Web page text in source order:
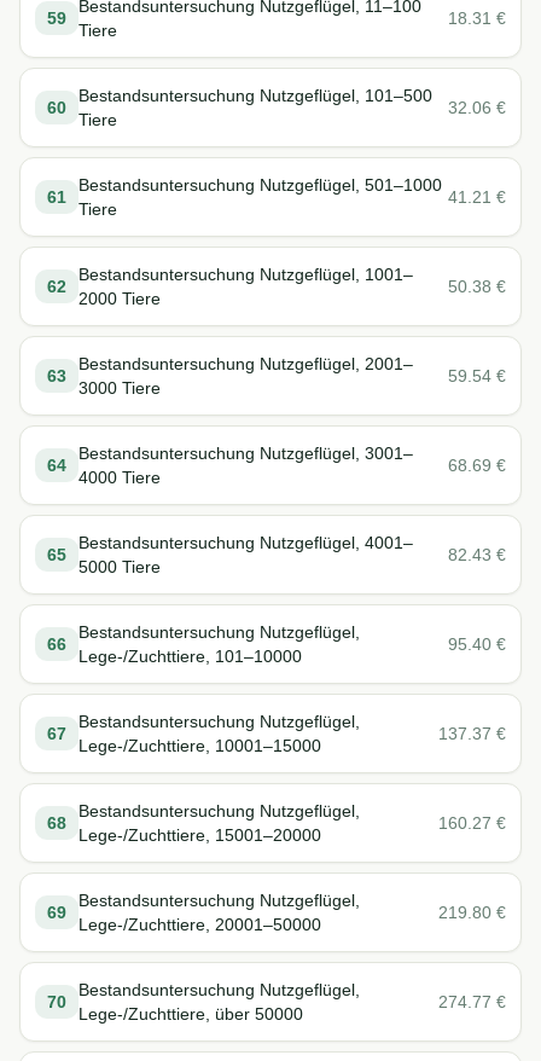
59
Bestandsuntersuchung Nutzgeflügel, 11–100
Tiere
18.31 €
60
Bestandsuntersuchung Nutzgeflügel, 101–500
Tiere
32.06 €
61
Bestandsuntersuchung Nutzgeflügel, 501–1000
Tiere
41.21 €
62
Bestandsuntersuchung Nutzgeflügel, 1001–
2000 Tiere
50.38 €
63
Bestandsuntersuchung Nutzgeflügel, 2001–
3000 Tiere
59.54 €
64
Bestandsuntersuchung Nutzgeflügel, 3001–
4000 Tiere
68.69 €
65
Bestandsuntersuchung Nutzgeflügel, 4001–
5000 Tiere
82.43 €
66
Bestandsuntersuchung Nutzgeflügel,
Lege-/Zuchttiere, 101–10000
95.40 €
67
Bestandsuntersuchung Nutzgeflügel,
Lege-/Zuchttiere, 10001–15000
137.37 €
68
Bestandsuntersuchung Nutzgeflügel,
Lege-/Zuchttiere, 15001–20000
160.27 €
69
Bestandsuntersuchung Nutzgeflügel,
Lege-/Zuchttiere, 20001–50000
219.80 €
70
Bestandsuntersuchung Nutzgeflügel,
Lege-/Zuchttiere, über 50000
274.77 €